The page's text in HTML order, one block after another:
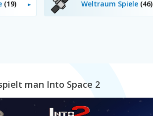
(19) Weltraum Spiele (46)
man Into Space 2